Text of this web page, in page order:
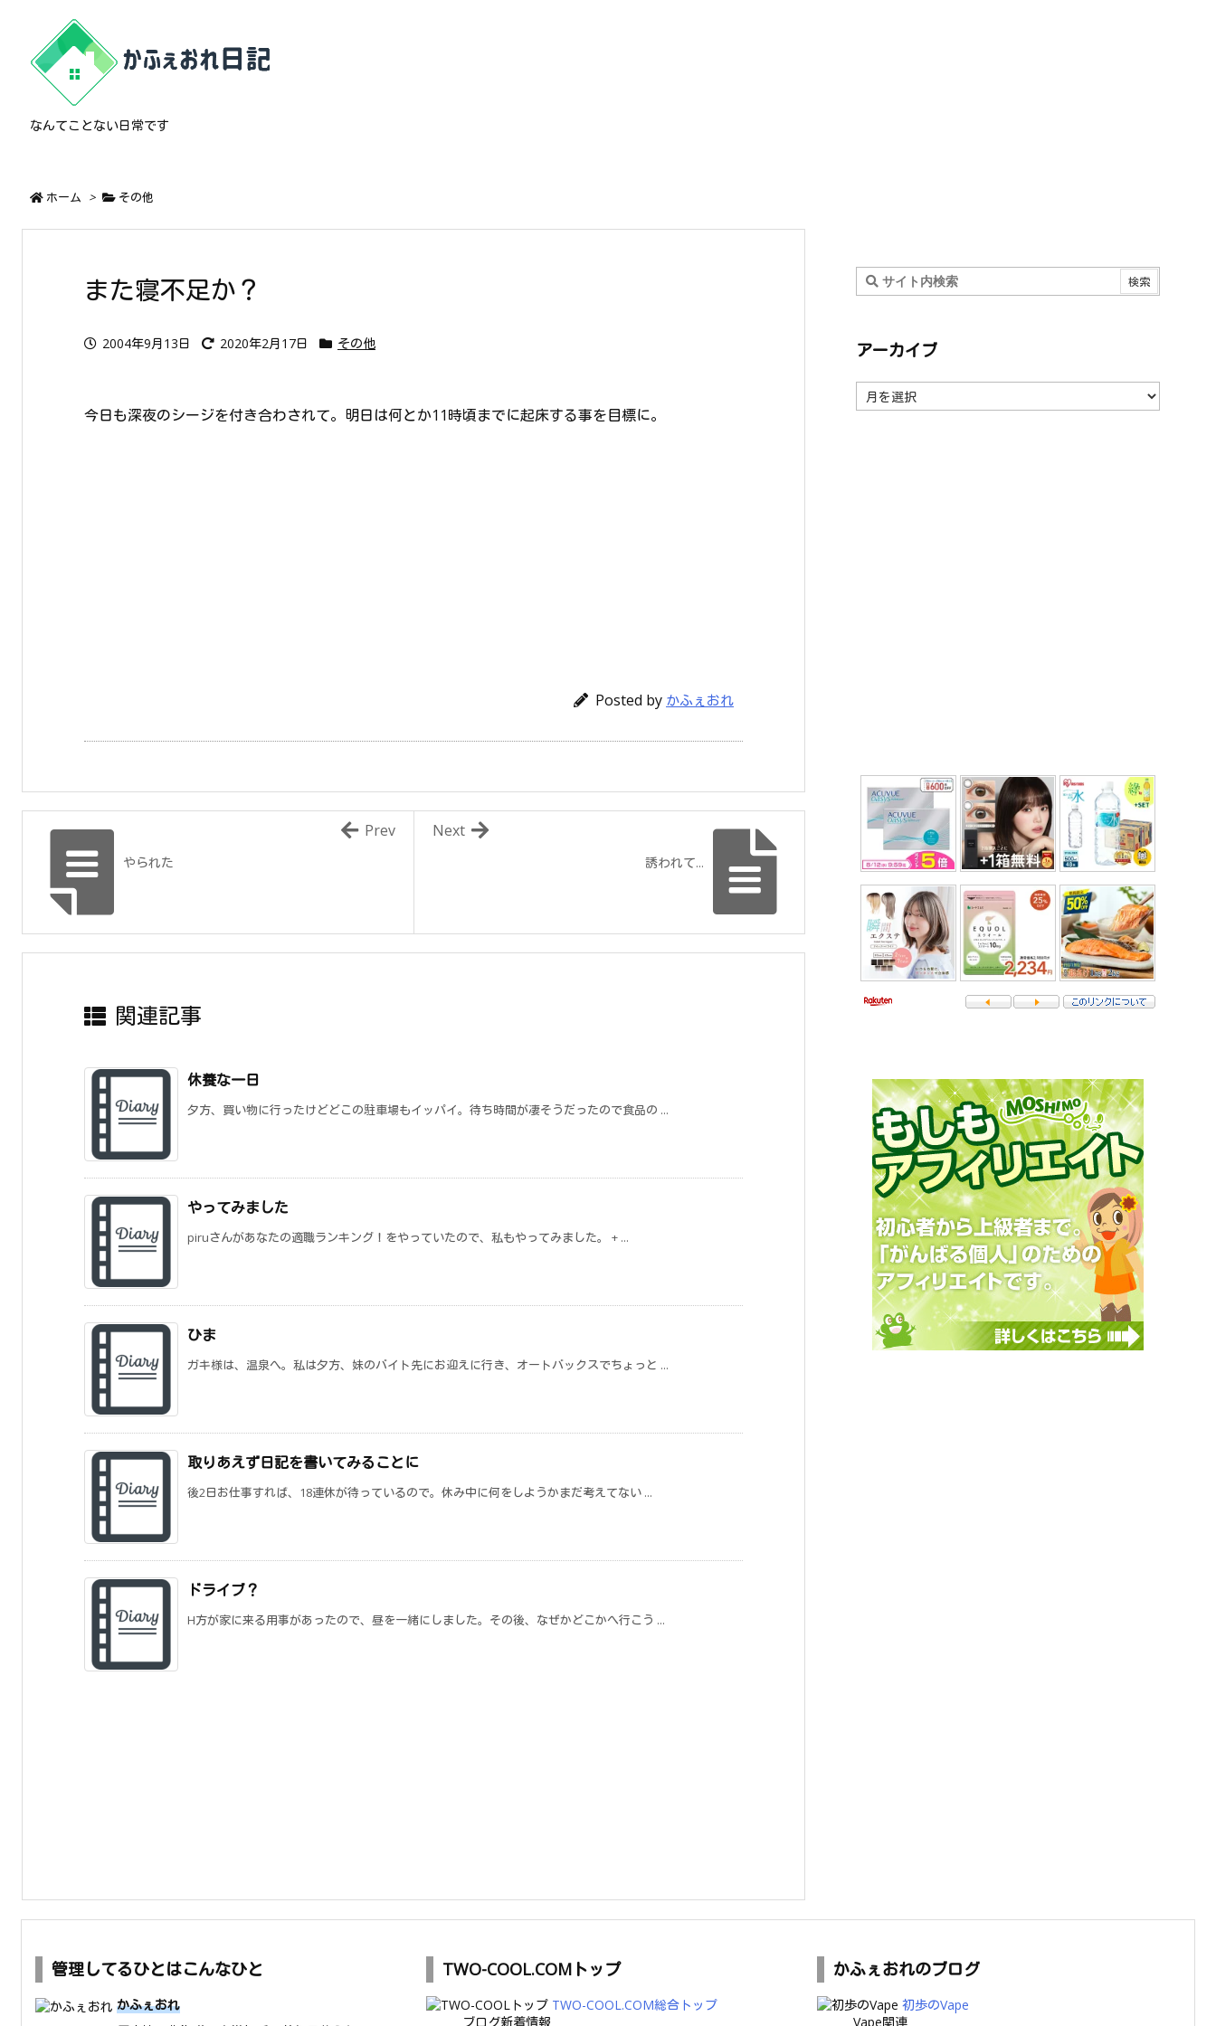
なんてことない日常です
ホーム > その他
また寝不足か？
2004年9月13日 2020年2月17日 その他
今日も深夜のシージを付き合わされて。明日は何とか11時頃までに起床する事を目標に。
Posted by かふぇおれ
誘われて...
Next
やられた
Prev
関連記事
休養な一日
夕方、買い物に行ったけどどこの駐車場もイッパイ。待ち時間が凄そうだったので食品の ...
やってみました
piruさんがあなたの適職ランキング！をやっていたので、私もやってみました。 + ...
ひま
ガキ様は、温泉へ。私は夕方、妹のバイト先にお迎えに行き、オートバックスでちょっと ...
取りあえず日記を書いてみることに
後2日お仕事すれば、18連休が待っているので。休み中に何をしようかまだ考えてない ...
ドライブ？
H方が家に来る用事があったので、昼を一緒にしました。その後、なぜかどこかへ行こう ...
アーカイブ
ー
管理してるひとはこんなひと
かふぇおれ
TWO-COOL.COMトップ
TWO-COOL.COM総合トップ
ブログ新着情報
かふぇおれのブログ
初歩のVape
Vape関連